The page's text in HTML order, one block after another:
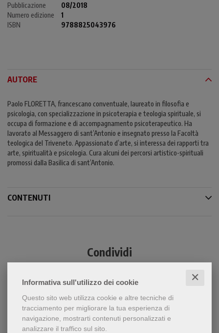
Informativa sull'utilizzo dei cookie ✕
Questo sito web utilizza cookie e altre tecniche di
tracciamento per migliorare la tua esperienza di
navigazione, mostrarti contenuti personalizzati e
analizzare il traffico sul sito.
Pubblicazione
08/2018
Numero edizione
1
ISBN
9788825043976
AUTORE
Paolo FLORETTA, francescano conventuale, laureato in filosofia e
psicologia, con specializzazione in psicoterapia e teologia spirituale, si
occupa di formazione e di accompagnamento psicoterapeutico. Ha
lavorato al Messaggero di sant’Antonio e insegnato presso la Facoltà
teologica del Triveneto. Appassionato d’arte, si interessa dei rapporti tra
arte, spiritualità e psicologia. Cura alcuni dei percorsi artistico-spirituali
promossi dalla Basilica di sant’Antonio.
CONTENUTI
Condividi